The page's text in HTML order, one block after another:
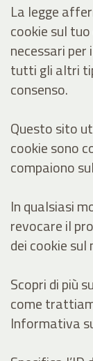
La legge
cookie sul
necessari
tutti gli altri
consenso.
Questo sito
cookie sono
compaiono
In qualsiasi
revocare il
dei cookie
Scopri di più
come
Informativa